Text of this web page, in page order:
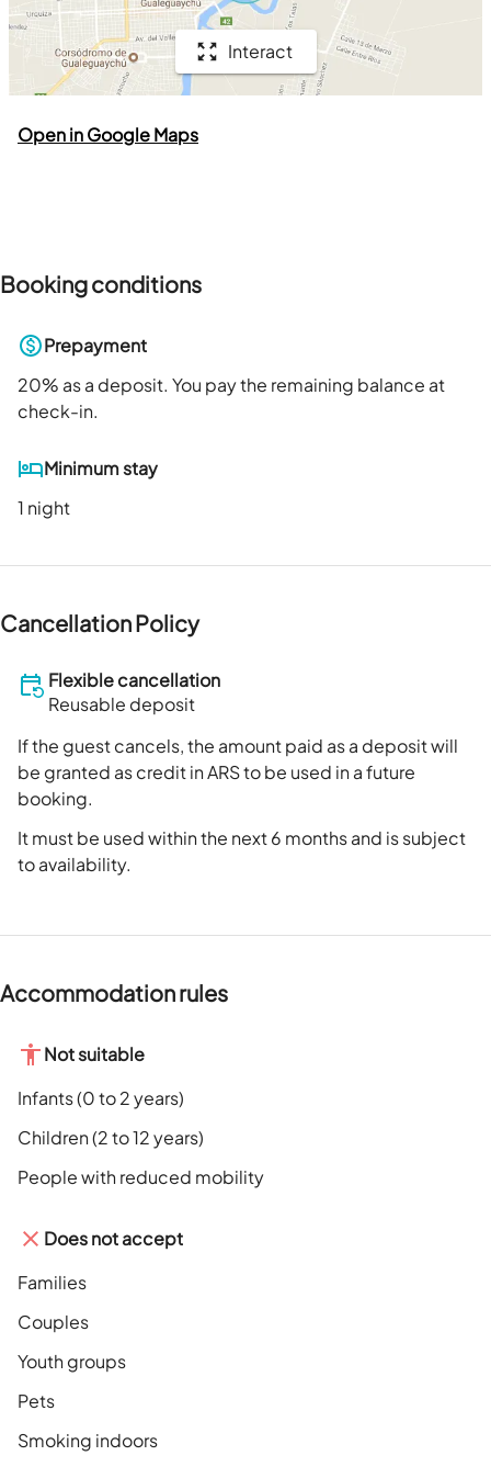
Interact
Open in Google Maps
Booking conditions
Prepayment
20% as a deposit. You pay the remaining balance at
check-in.
Minimum stay
1 night
Cancellation Policy
Flexible cancellation
Reusable deposit
If the guest cancels, the amount paid as a deposit will
be granted as credit in ARS to be used in a future
booking.
It must be used within the next 6 months and is subject
to availability.
Accommodation rules
Not suitable
Infants (0 to 2 years)
Children (2 to 12 years)
People with reduced mobility
Does not accept
Families
Couples
Youth groups
Pets
Smoking indoors